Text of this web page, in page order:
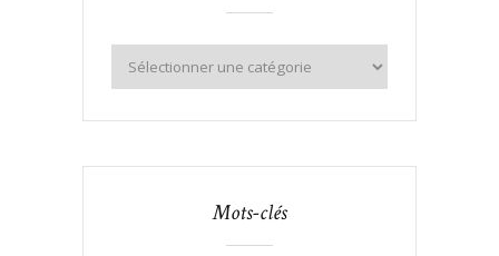
Mots-clés